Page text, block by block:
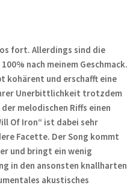
fort. Allerdings sind die
nach meinem Geschmack.
kohärent und erschafft eine
Unerbittlichkeit trotzdem
melodischen Riffs einen
Of Iron“ ist dabei sehr
Facette. Der Song kommt
und bringt ein wenig
in den ansonsten knallharten
akustisches